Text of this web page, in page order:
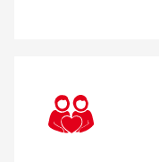
SVG
Icon